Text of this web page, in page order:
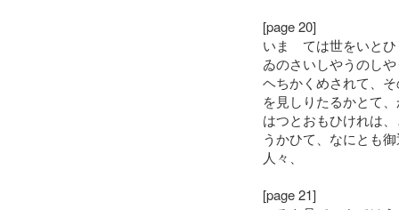
[page 20]
いまゝては世をいと
ゐのさいしやうのし
ヘちかくめされて、
を見しりたるかとて
はつとおもひけれは
うかひて、なにとも
人々、
[page 21]